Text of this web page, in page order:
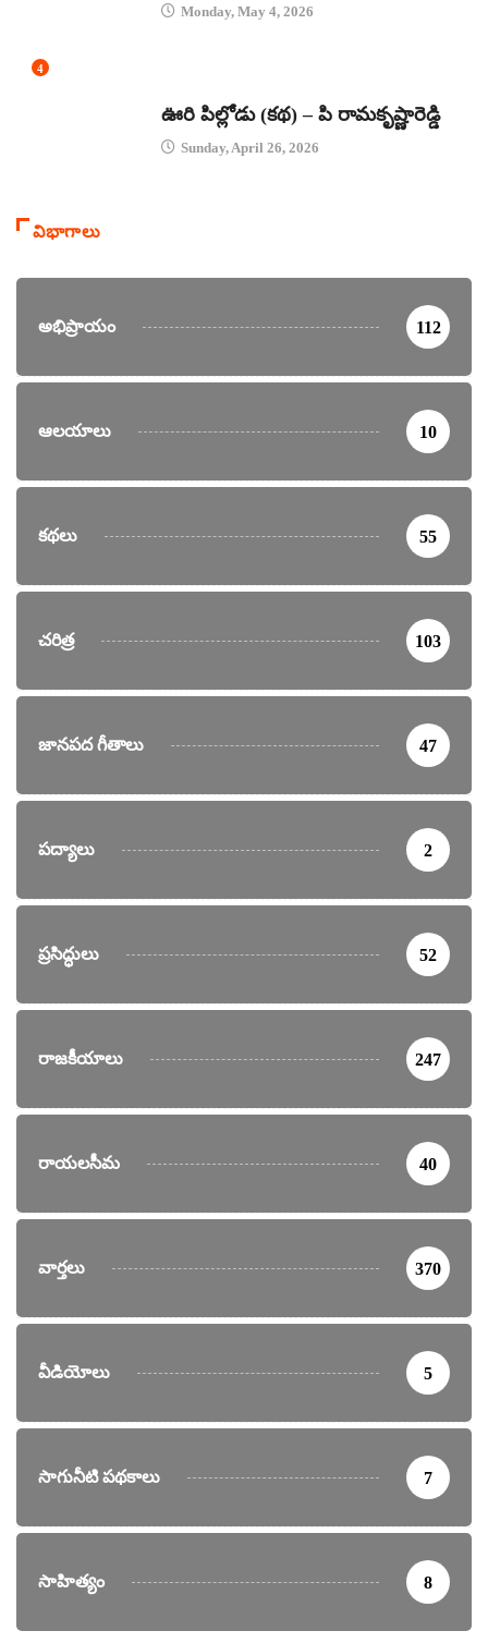
Monday, May 4, 2026
4
ఊరి పిల్లోడు (కథ) – పి రామకృష్ణారెడ్డి
Sunday, April 26, 2026
విభాగాలు
అభిప్రాయం 112
ఆలయాలు 10
కథలు 55
చరిత్ర 103
జానపద గీతాలు 47
పద్యాలు 2
ప్రసిద్ధులు 52
రాజకీయాలు 247
రాయలసీమ 40
వార్తలు 370
వీడియోలు 5
సాగునీటి పథకాలు 7
సాహిత్యం 8